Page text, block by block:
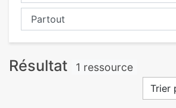
Chercher dans...
Résultat 1 ressource
Trier